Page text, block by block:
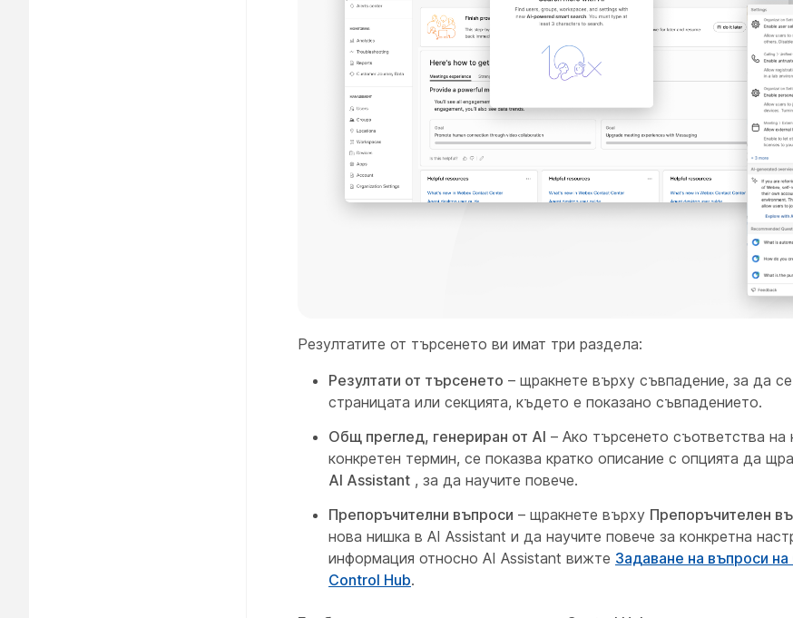
Резултатите от търсенето ви имат три раздела:
Резултати от търсенето – щракнете върху съвпадение, за да
страницата или секцията, където е показано съвпадението.
Общ преглед, генериран от AI – Ако търсенето съответства на
конкретен термин, се показва кратко описание с опцията да
AI Assistant , за да научите повече.
Препоръчителни въпроси – щракнете върху Препоръчителен
нова нишка в AI Assistant и да научите повече за конкретна
информация относно AI Assistant вижте Задаване на въпроси
Control Hub.